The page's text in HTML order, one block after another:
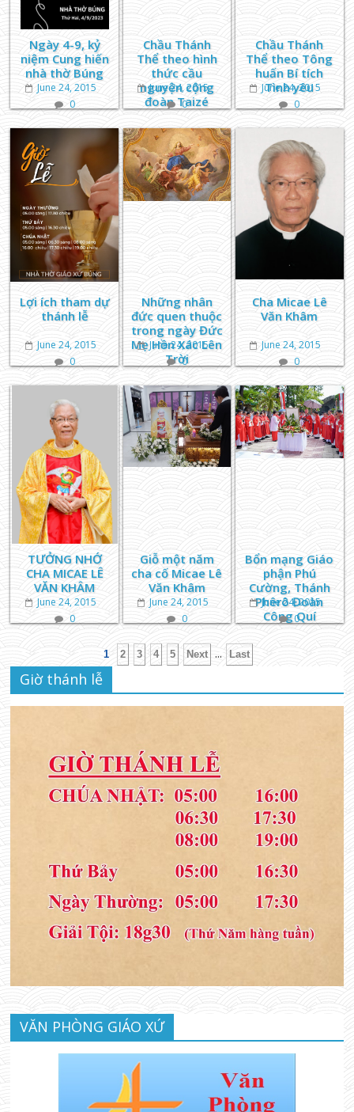
Ngày 4-9, kỷ
niệm Cung hiến
nhà thờ Búng
June 24, 2015
0
Chầu Thánh
Thể theo hình
thức cầu
nguyện cộng
đoàn Taizé
June 24, 2015
0
Chầu Thánh
Thể theo Tông
huấn Bí tích
Tình yêu
June 24, 2015
0
Lợi ích tham dự
thánh lễ
June 24, 2015
0
Những nhân
đức quen thuộc
trong ngày Đức
Mẹ Hồn Xác Lên
Trời
June 24, 2015
0
Cha Micae Lê
Văn Khâm
June 24, 2015
0
TƯỞNG NHỚ
CHA MICAE LÊ
VĂN KHÂM
June 24, 2015
0
Giỗ một năm
cha cố Micae Lê
Văn Khâm
June 24, 2015
0
Bổn mạng Giáo
phận Phú
Cường, Thánh
Phêrô Đoàn
Công Quí
June 24, 2015
0
1 2 3 4 5 Next ... Last
Giờ thánh lễ
VĂN PHÒNG GIÁO XỨ